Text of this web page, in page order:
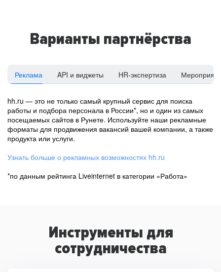
Варианты партнёрства
Реклама API и виджеты HR-экспертиза
hh.ru — это не только самый крупный сервис для поиска
работы и подбора персонала в России*, но и один из самых
посещаемых сайтов в Рунете. Используйте наши рекламные
форматы для продвижения вакансий вашей компании, а также
продукта или услуги.
Узнать больше о рекламных возможностях hh.ru
*по данным рейтинга Liveinternet в категории «Работа»
Инструменты для
сотрудничества